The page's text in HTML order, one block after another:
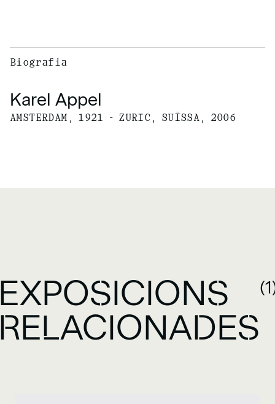
Biografia
Karel Appel
AMSTERDAM, 1921 - ZURIC, SUÏSSA, 2006